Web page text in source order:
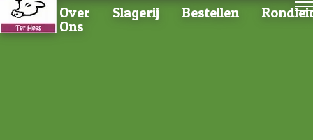
Home
Over
Ons
Slagerij Bestellen